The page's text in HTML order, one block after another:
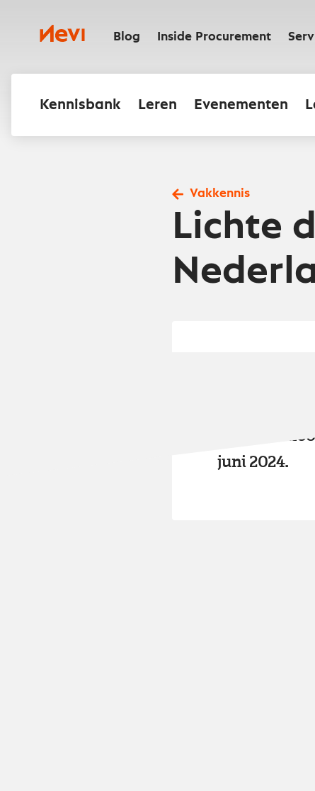
inhoudNevi Blog Inside Procurement
Kennisbank Leren Evenementen
Vakkennis
Lichte
Lees het
juni 2024.